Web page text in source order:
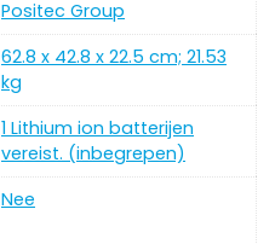
‎Positec Group
‎62.8 x 42.8 x 22.5 cm; 21.53
kg
‎1 Lithium ion batterijen
vereist. (inbegrepen)
‎Nee